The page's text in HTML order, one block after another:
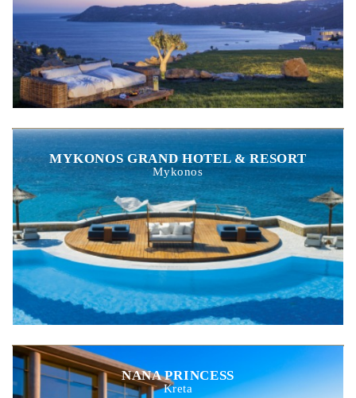
MYKONOS GRAND HOTEL & RESORT
Mykonos
NANA PRINCESS
Kreta